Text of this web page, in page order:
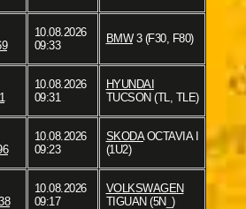
10.08.2026
09:33
BMW3 (F30, F80)
10.08.2026
09:31
HYUNDAI
TUCSON (TL, TLE)
10.08.2026
09:23
SKODAOCTAVIA I
(1U2)
10.08.2026
09:17
VOLKSWAGEN
TIGUAN (5N_)